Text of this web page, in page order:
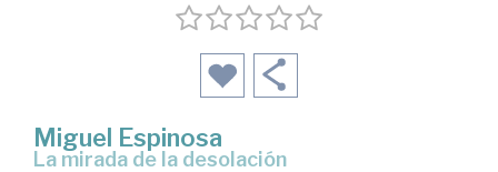
Miguel Espinosa
la mirada de la desolación